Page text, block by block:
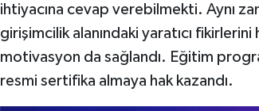
ihtiyacına cevap verebilmekti. Aynı
girişimcilik alanındaki yaratıcı
motivasyon da sağlandı. Eğitim
resmi sertifika almaya hak kazandı.